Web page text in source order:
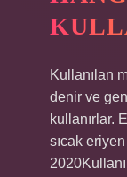
Kullanılan
denir ve
kullanırlar.
sıcak eriyen